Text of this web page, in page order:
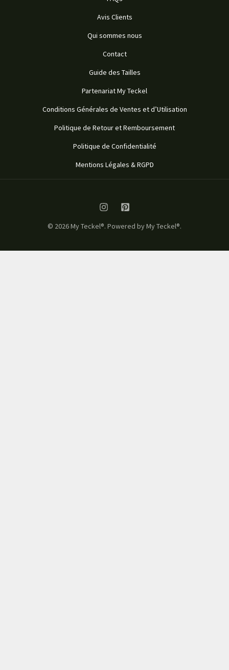
Avis Clients
Qui sommes nous
Contact
Guide des Tailles
Partenariat My Teckel
Conditions Générales de Ventes et d’Utilisation
Politique de Retour et Remboursement
Politique de Confidentialité
Mentions Légales & RGPD
© 2026 My Teckel®. Powered by My Teckel®.